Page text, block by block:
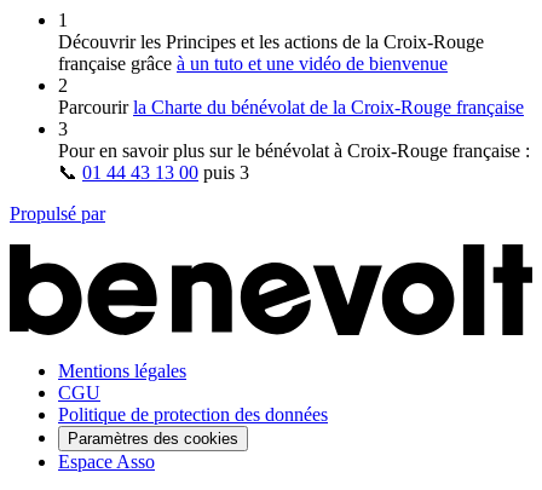
1
Découvrir les Principes et les actions de la Croix‑Rouge
française grâce à un tuto et une vidéo de bienvenue
2
Parcourirla Charte du bénévolat de la Croix‑Rouge française
3
Pour en savoir plus sur le bénévolat à Croix‑Rouge française :
📞 01 44 43 13 00 puis 3
Propulsé par
Mentions légales
CGU
Politique de protection des données
Paramètres des cookies
Espace Asso